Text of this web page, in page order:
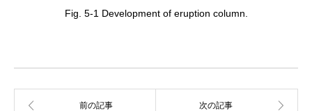
Fig. 5-1 Development of eruption column.